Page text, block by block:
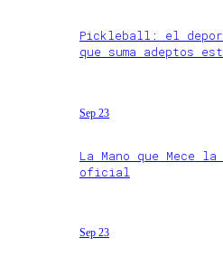
Pickleball: el
que suma adeptos
Sep 23
La Mano que Mece
oficial
Sep 23